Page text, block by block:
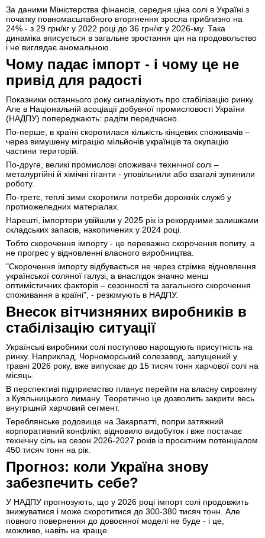
За даними Міністерства фінансів, середня ціна солі в Україні з
початку повномасштабного вторгнення зросла приблизно на
24% - з 29 грн/кг у 2022 році до 36 грн/кг у 2026-му. Така
динаміка вписується в загальне зростання цін на продовольство
і не виглядає аномальною.
Чому падає імпорт - і чому це не
привід для радості
Показники останнього року сигналізують про стабілізацію ринку.
Але в Національній асоціації добувної промисловості України
(НАДПУ) попереджають: радіти передчасно.
По-перше, в країні скоротилася кількість кінцевих споживачів –
через вимушену міграцію мільйонів українців та окупацію
частини територій.
По-друге, великі промислові споживачі технічної солі –
металургійні й хімічні гіганти - уповільнили або взагалі зупинили
роботу.
По-третє, теплі зими скоротили потреби дорожніх служб у
протиожеледних матеріалах.
Нарешті, імпортери увійшли у 2025 рік із рекордними залишками
складських запасів, накопичених у 2024 році.
Тобто скорочення імпорту - це переважно скорочення попиту, а
не прогрес у відновленні власного виробництва.
"Скорочення імпорту відбувається не через стрімке відновлення
української соляної галузі, а внаслідок значно менш
оптимістичних факторів – сезонності та загального скорочення
споживання в країні", - резюмують в НАДПУ.
Внесок вітчизняних виробників в
стабілізацію ситуації
Українські виробники солі поступово нарощують присутність на
ринку. Наприклад, Чорноморський солезавод, запущений у
травні 2026 року, вже випускає до 15 тисяч тонн харчової солі на
місяць.
В перспективі підприємство планує перейти на власну сировину
з Куяльницького лиману. Теоретично це дозволить закрити весь
внутрішній харчовий сегмент.
Тереблянське родовище на Закарпатті, попри затяжний
корпоративний конфлікт, відновило видобуток і вже постачає
технічну сіль на сезон 2026-2027 років із проєктним потенціалом
450 тисяч тонн на рік.
Прогноз: коли Україна знову
забезпечить себе?
У НАДПУ прогнозують, що у 2026 році імпорт солі продовжить
знижуватися і може скоротитися до 300-380 тисяч тонн. Але
повного повернення до довоєнної моделі не буде - і це,
можливо, навіть на краще.